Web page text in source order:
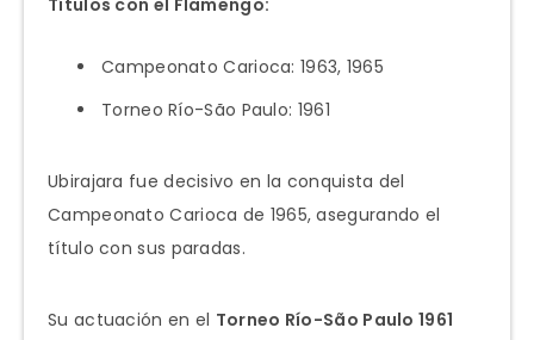
Títulos con el Flamengo:
Campeonato Carioca: 1963, 1965
Torneo Río-São Paulo: 1961
Ubirajara fue decisivo en la conquista del
Campeonato Carioca de 1965, asegurando el
título con sus paradas.
Su actuación en el Torneo Río-São Paulo 1961